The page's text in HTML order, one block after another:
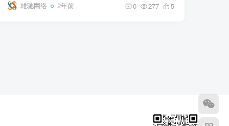
雄驰网络 2年前 0 277 5